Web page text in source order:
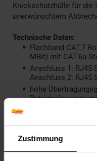
Zustimmung
Knickschutzhülle für die
unerwünschtem
Technische Daten:
Flachband CAT.7
MBit) mit CAT.6a-
Anschluss 1: RJ45
Anschluss 2: RJ45
hohe
Betriebsfrequenz
sehr flache
Teppichböden,